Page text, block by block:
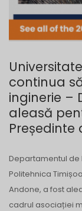
continua
inginerie –
aleasă
Președinte
Departamentul de
Politehnica
Andone, a fost
cadrul asociației